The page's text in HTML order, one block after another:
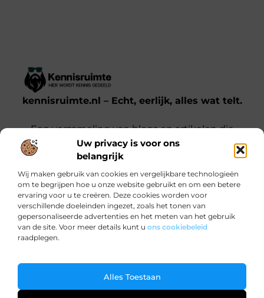
Uw privacy is voor ons
belangrijk
Wij maken gebruik van cookies en vergelijkbare technologieën
om te begrijpen hoe u onze website gebruikt en om een betere
ervaring voor u te creëren. Deze cookies worden voor
verschillende doeleinden ingezet, zoals het tonen van
gepersonaliseerde advertenties en het meten van het gebruik
van de site. Voor meer details kunt u ons cookiebeleid
raadplegen.
Alles Toestaan
kennisruimte.nl – Echt, eerlijk, alles wat telt.
Een verzameling van blogs en artikelen die
een breed scala aan onderwerpen uit het
dagelijks leven behandelen.
Onze informatie
Bericht categorie